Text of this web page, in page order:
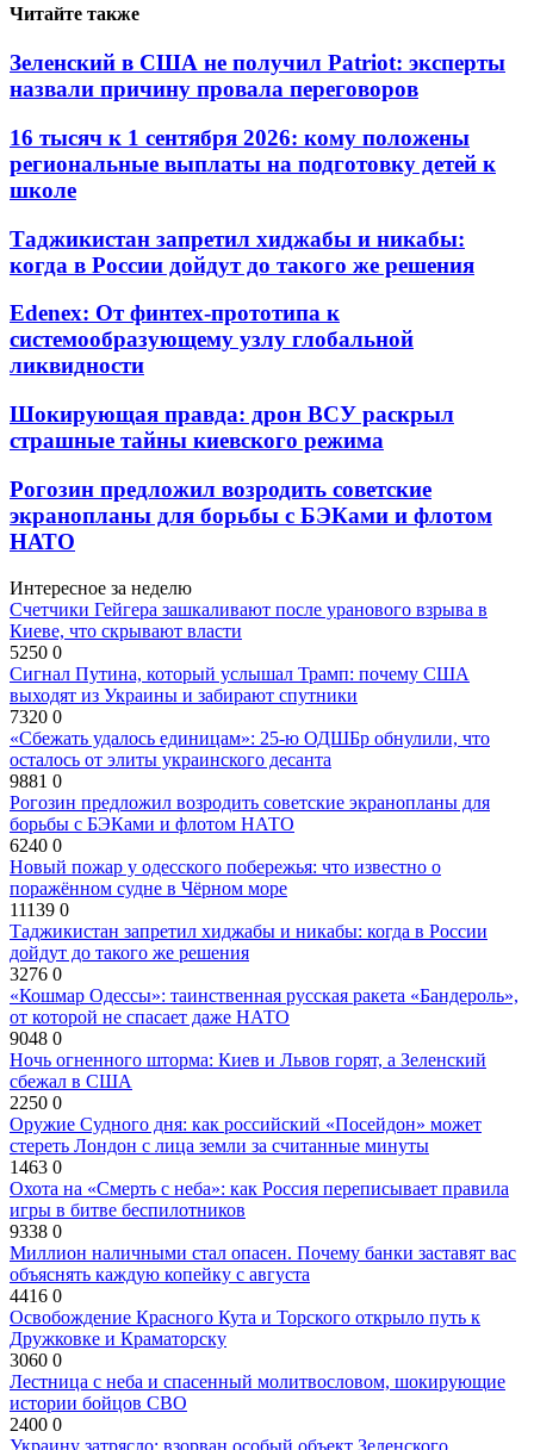
Читайте также
Зеленский в США не получил Patriot: эксперты
назвали причину провала переговоров
16 тысяч к 1 сентября 2026: кому положены
региональные выплаты на подготовку детей к
школе
Таджикистан запретил хиджабы и никабы:
когда в России дойдут до такого же решения
Edenex: От финтех-прототипа к
системообразующему узлу глобальной
ликвидности
Шокирующая правда: дрон ВСУ раскрыл
страшные тайны киевского режима
Рогозин предложил возродить советские
экранопланы для борьбы с БЭКами и флотом
НАТО
Интересное за неделю
Счетчики Гейгера зашкаливают после уранового взрыва в
Киеве, что скрывают власти
5250 0
Сигнал Путина, который услышал Трамп: почему США
выходят из Украины и забирают спутники
7320 0
«Сбежать удалось единицам»: 25-ю ОДШБр обнулили, что
осталось от элиты украинского десанта
9881 0
Рогозин предложил возродить советские экранопланы для
борьбы с БЭКами и флотом НАТО
6240 0
Новый пожар у одесского побережья: что известно о
поражённом судне в Чёрном море
11139 0
Таджикистан запретил хиджабы и никабы: когда в России
дойдут до такого же решения
3276 0
«Кошмар Одессы»: таинственная русская ракета «Бандероль»,
от которой не спасает даже НАТО
9048 0
Ночь огненного шторма: Киев и Львов горят, а Зеленский
сбежал в США
2250 0
Оружие Судного дня: как российский «Посейдон» может
стереть Лондон с лица земли за считанные минуты
1463 0
Охота на «Смерть с неба»: как Россия переписывает правила
игры в битве беспилотников
9338 0
Миллион наличными стал опасен. Почему банки заставят вас
объяснять каждую копейку с августа
4416 0
Освобождение Красного Кута и Торского открыло путь к
Дружковке и Краматорску
3060 0
Лестница с неба и спасенный молитвословом, шокирующие
истории бойцов СВО
2400 0
Украину затрясло: взорван особый объект Зеленского